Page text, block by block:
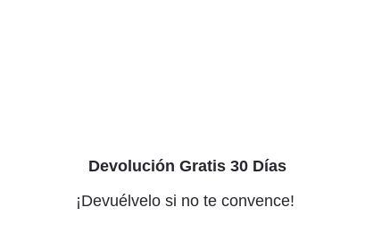
Devolución Gratis 30 Días
¡Devuélvelo si no te convence!